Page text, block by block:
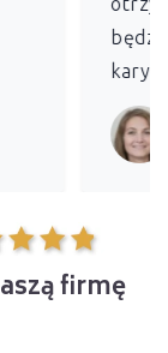
kary
firmę